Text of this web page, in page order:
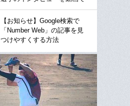
【お知らせ】Google検索で
「Number Web」の記事を見
つけやすくする方法